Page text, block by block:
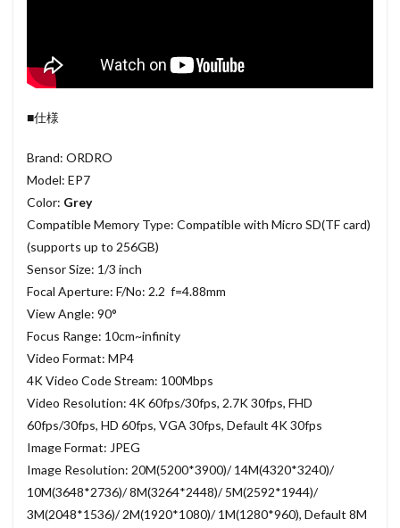
■仕様
Brand: ORDRO
Model: EP7
Color: Grey
Compatible Memory Type: Compatible with Micro SD(TF card)
(supports up to 256GB)
Sensor Size: 1/3 inch
Focal Aperture: F/No: 2.2 f=4.88mm
View Angle: 90°
Focus Range: 10cm~infinity
Video Format: MP4
4K Video Code Stream: 100Mbps
Video Resolution: 4K 60fps/30fps, 2.7K 30fps, FHD
60fps/30fps, HD 60fps, VGA 30fps, Default 4K 30fps
Image Format: JPEG
Image Resolution: 20M(5200*3900)/ 14M(4320*3240)/
10M(3648*2736)/ 8M(3264*2448)/ 5M(2592*1944)/
3M(2048*1536)/ 2M(1920*1080)/ 1M(1280*960), Default 8M